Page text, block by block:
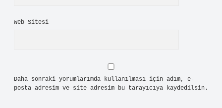
Web Sitesi
Daha sonraki yorumlarımda kullanılması için adım, e-
posta adresim ve site adresim bu tarayıcıya kaydedilsin.